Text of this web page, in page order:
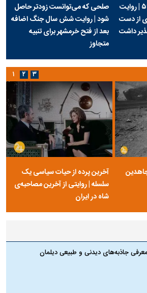
ایران و طلسم قطعنامه ۵۹۸ | روایت
از دست
داشت
صلحی که می‌توانست زودتر حاصل
شود | روایت شش سال جنگ اضافه
بعد از فتح خرمشهر برای تنبیه
متجاوز
آخرین پرده از حیات سیاسی یک
سلسله | روایتی از آخرین مصاحبه‌ی
شاه در ایران
۱ ۲ ۳
معرفی جاذبه‌های دیدنی و طبیعی دیلمان